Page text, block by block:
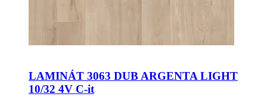
LAMINÁT 3063 DUB ARGENTA LIGHT
10/32 4V C-it